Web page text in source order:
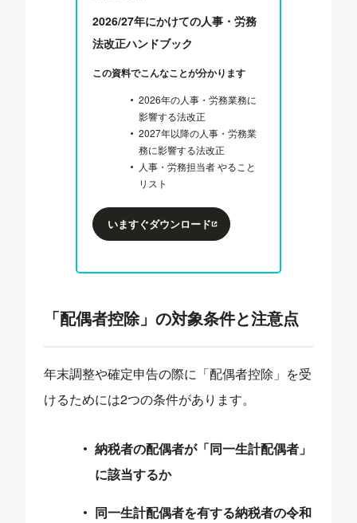
2026/27年にかけての人事・労務
法改正ハンドブック
この資料でこんなことが分かります
2026年の人事・労務業務に
影響する法改正
2027年以降の人事・労務業
務に影響する法改正
人事・労務担当者 やること
リスト
いますぐダウンロード
「配偶者控除」の対象条件と注意点
年末調整や確定申告の際に「配偶者控除」を受
けるためには2つの条件があります。
納税者の配偶者が「同一生計配偶者」
に該当するか
同一生計配偶者を有する納税者の令和